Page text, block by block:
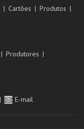
Cartões
Produtos
Produtores
E-mail